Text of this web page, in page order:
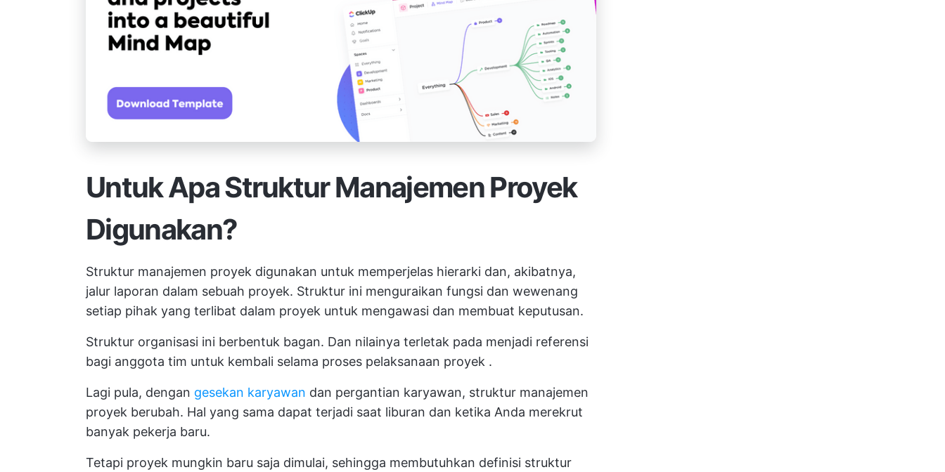
Untuk Apa Struktur Manajemen Proyek
Digunakan?
Struktur manajemen proyek digunakan untuk memperjelas hierarki dan, akibatnya,
jalur laporan dalam sebuah proyek. Struktur ini menguraikan fungsi dan wewenang
setiap pihak yang terlibat dalam proyek untuk mengawasi dan membuat keputusan.
Struktur organisasi ini berbentuk bagan. Dan nilainya terletak pada menjadi referensi
bagi anggota tim untuk kembali selama proses pelaksanaan proyek .
Lagi pula, dengan gesekan karyawan dan pergantian karyawan, struktur manajemen
proyek berubah. Hal yang sama dapat terjadi saat liburan dan ketika Anda merekrut
banyak pekerja baru.
Tetapi proyek mungkin baru saja dimulai, sehingga membutuhkan definisi struktur